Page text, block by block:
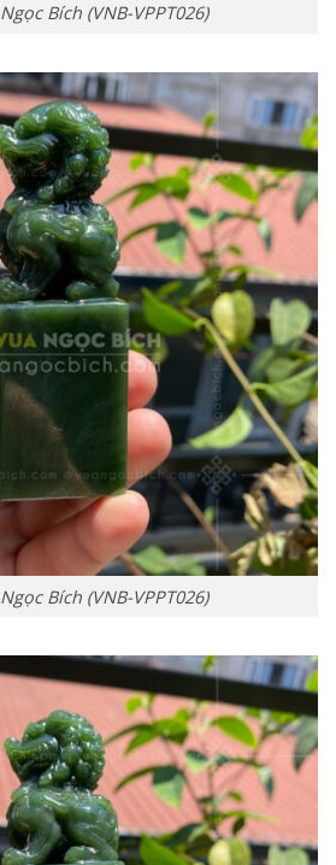
Bích (VNB-VPPT026)
Bích (VNB-VPPT026)